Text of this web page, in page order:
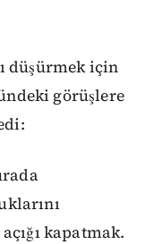
düşürmek için
görüşlere
kapatmak.